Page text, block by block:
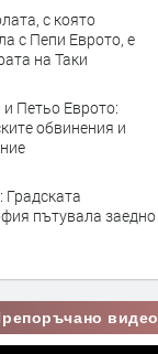
с която
с Пепи Еврото, е
на Таки
Петьо Еврото:
обвинения и
пътувала заедно
видео